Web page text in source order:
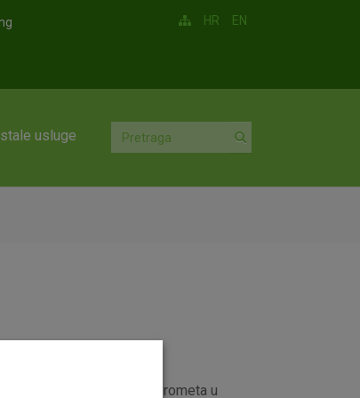
HR EN
usluge
račune i usluge platnog prometa u